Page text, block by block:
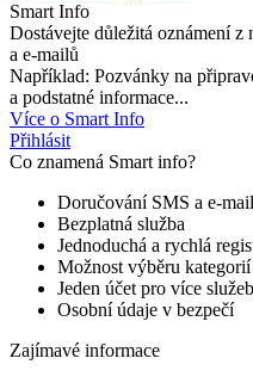
Smart Info
Dostávejte důležitá oznámení z
a e-mailů
Například: Pozvánky na
a podstatné informace...
Více o Smart Info
Přihlásit
Co znamená Smart info?
Doručování SMS a e-
Bezplatná služba
Jednoduchá a rychlá
Možnost výběru
Jeden účet pro více služeb
Osobní údaje v bezpečí
Zajímavé informace